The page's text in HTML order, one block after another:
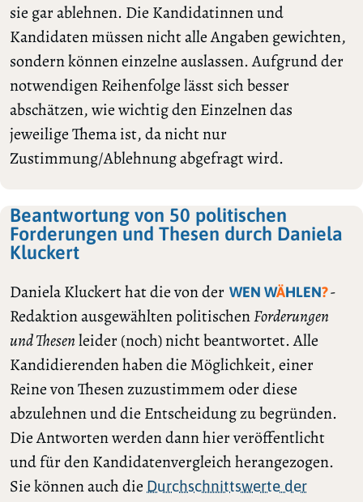
sie gar ablehnen. Die Kandidatinnen und
Kandidaten müssen nicht alle Angaben gewichten,
sondern können einzelne auslassen. Aufgrund der
notwendigen Reihenfolge lässt sich besser
abschätzen, wie wichtig den Einzelnen das
jeweilige Thema ist, da nicht nur
Zustimmung/Ablehnung abgefragt wird.
Beantwortung von 50 politischen
Forderungen und Thesen durch Daniela
Kluckert
Daniela Kluckert hat die von der WEN WÄHLEN?-
Redaktion ausgewählten politischenForderungen
und Thesenleider (noch) nicht beantwortet. Alle
Kandidierenden haben die Möglichkeit, einer
Reine von Thesen zuzustimmem oder diese
abzulehnen und die Entscheidung zu begründen.
Die Antworten werden dann hier veröffentlicht
und für den Kandidatenvergleich herangezogen.
Sie können auch die Durchschnittswerte der